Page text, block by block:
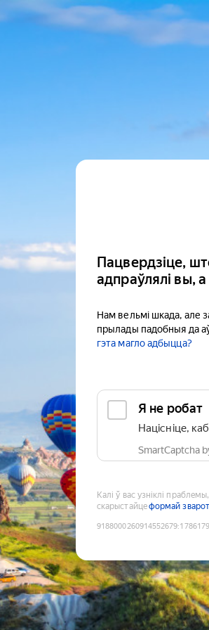
Пацвердзіце,
адпраўлялі вы,
Нам вельмі шкада, але
прылады падобныя да
гэта магло адбыцца?
Я не робат
Націсніце,
SmartCaptcha
Калі ў вас узніклі
скарыстайцеформай
9188000260914552679: